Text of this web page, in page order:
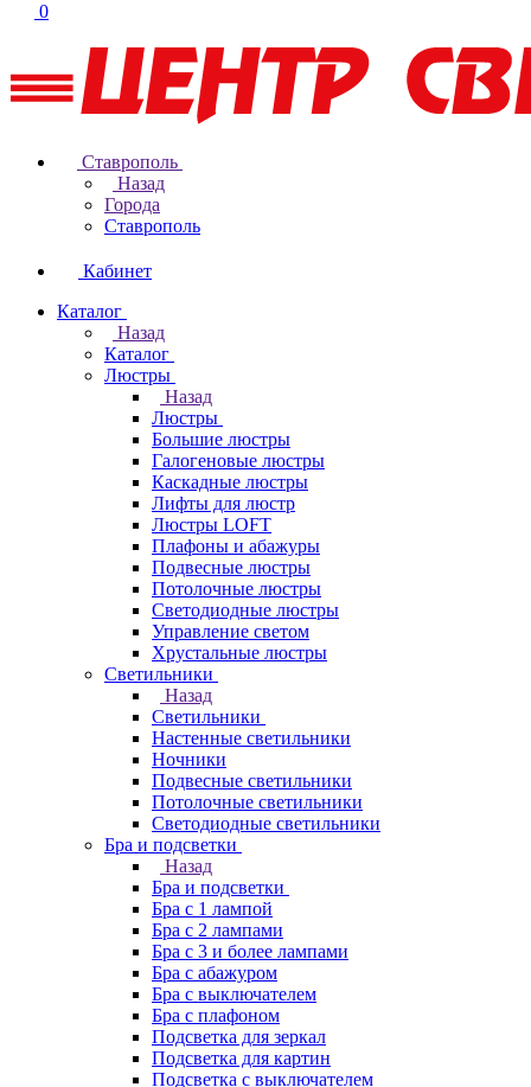
0
Ставрополь
Назад
Города
Ставрополь
Кабинет
Каталог
Назад
Каталог
Люстры
Назад
Люстры
Большие люстры
Галогеновые люстры
Каскадные люстры
Лифты для люстр
Люстры LOFT
Плафоны и абажуры
Подвесные люстры
Потолочные люстры
Светодиодные люстры
Управление светом
Хрустальные люстры
Светильники
Назад
Светильники
Настенные светильники
Ночники
Подвесные светильники
Потолочные светильники
Светодиодные светильники
Бра и подсветки
Назад
Бра и подсветки
Бра с 1 лампой
Бра с 2 лампами
Бра с 3 и более лампами
Бра с абажуром
Бра с выключателем
Бра с плафоном
Подсветка для зеркал
Подсветка для картин
Подсветка с выключателем